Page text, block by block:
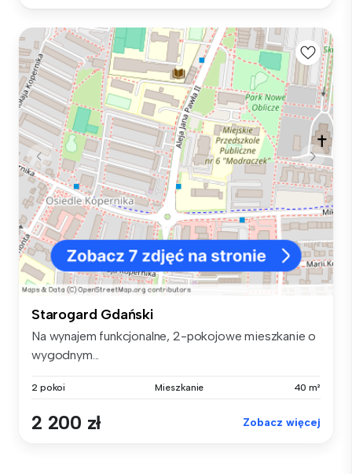
Starogard Gdański
Na wynajem funkcjonalne, 2-pokojowe mieszkanie o
wygodnym...
2 pokoi Mieszkanie 40 m²
2 200 zł Zobacz więcej